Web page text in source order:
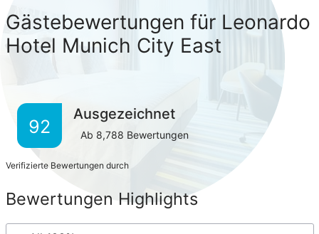
Gästebewertungen für Leonardo
Hotel Munich City East
92
Ausgezeichnet
Ab 8,788 Bewertungen
Verifizierte Bewertungen durch
Bewertungen Highlights